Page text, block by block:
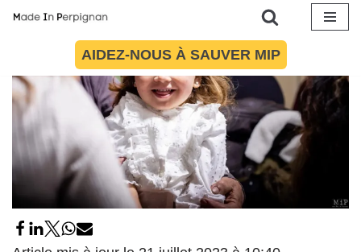
contenu
AIDEZ-NOUS À SAUVER MIP